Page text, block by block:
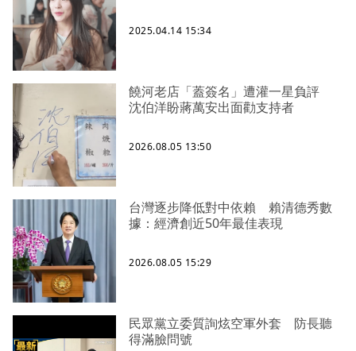
2025.04.14 15:34
饒河老店「蓋簽名」遭灌一星負評
沈伯洋盼蔣萬安出面勸支持者
2026.08.05 13:50
台灣逐步降低對中依賴 賴清德秀數
據：經濟創近50年最佳表現
2026.08.05 15:29
民眾黨立委質詢炫空軍外套 防長聽
得滿臉問號